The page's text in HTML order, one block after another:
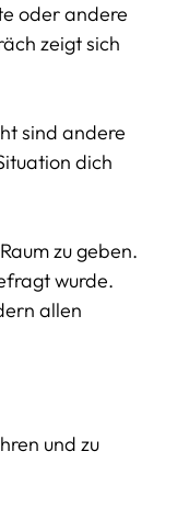
oder andere
zeigt sich
sind andere
dich
zu geben.
wurde.
allen
und zu